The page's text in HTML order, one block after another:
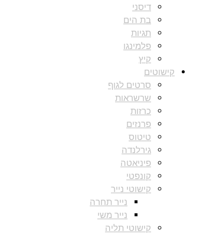
דיסני
בת הים
תגיות
פלמינגו
קיץ
קישוטים
סרטים לגוף
שרשראות
כרזות
פרנזים
טיטוס
גירלנדה
פיניאטה
קונפטי
קישוטי נייר
נייר תחרה
נייר משי
קישוטי תליה